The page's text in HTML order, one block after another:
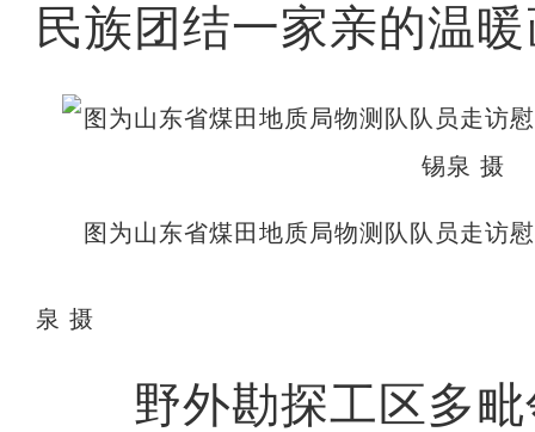
民族团结一家亲的温
图为山东省煤田地质局物测队队员走访
泉 摄
野外勘探工区多毗